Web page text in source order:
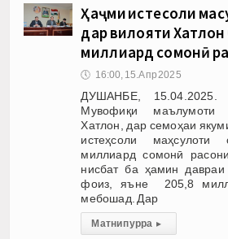
Ҳаҷми истеҳсоли
дар вилояти Хатлон
миллиард сомонӣ
🕔 16:00, 15.Апр 2025
ДУШАНБЕ, 15.04.2025.
Мувофиқи маълумоти
Хатлон, дар семоҳаи
истеҳсоли
миллиард сомонӣ
нисбат ба ҳамин
фоиз, яъне 205,8
мебошад. Дар
Матни пурра ▸